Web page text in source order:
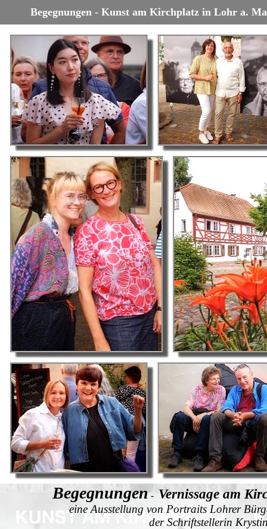
Begegnungen - Kunst am Kirchplatz in Lohr a.
Begegnungen- Vernissage am
eine Ausstellung von Portraits Lohrer
der Schriftstellerin